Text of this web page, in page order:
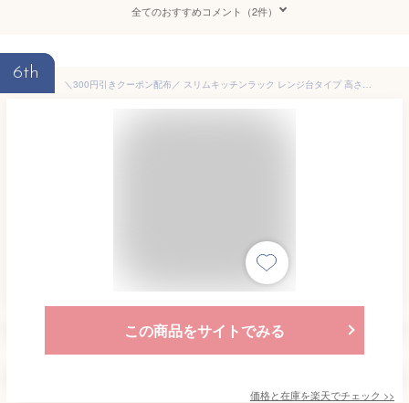
全てのおすすめコメント（2件）
6th
＼300円引きクーポン配布／ スリムキッチンラック レンジ台タイプ 高さ120cm 収納家具 キッチン収納 レンジボードFLL-1002 レンジワゴン すき間 キッチン スリム 木製 ラック
この商品をサイトでみる
価格と在庫を楽天でチェック >>